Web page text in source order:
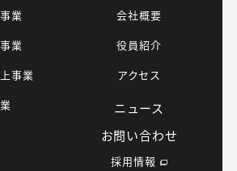
業
業
事業
会社概要
役員紹介
アクセス
ニュース
お問い合わせ
採用情報